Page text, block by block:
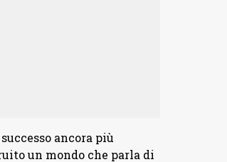
ancora più
un mondo che parla di